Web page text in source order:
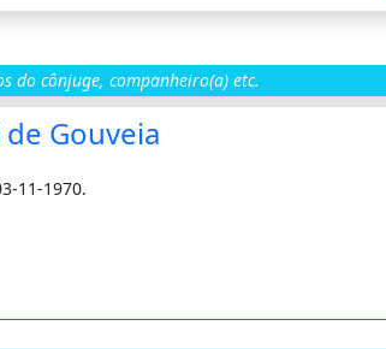
do cônjuge, companheiro(a) etc.
Gouveia
11-1970.